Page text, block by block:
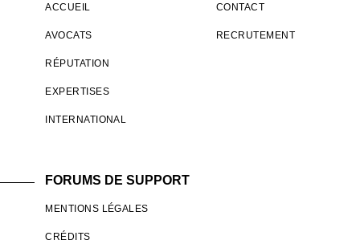
ACCUEIL
AVOCATS
RÉPUTATION
EXPERTISES
INTERNATIONAL
CONTACT
RECRUTEMENT
FORUMS DE SUPPORT
MENTIONS LÉGALES
CRÉDITS